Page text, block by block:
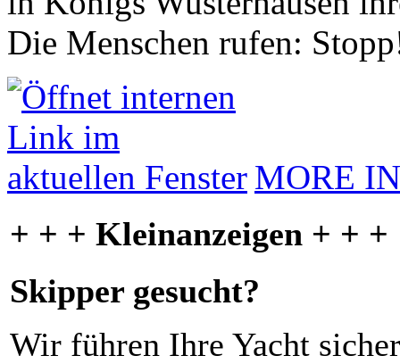
Die Menschen rufen:
MORE
+ + + Kleinanzeigen + + +
Skipper gesucht?
Wir führen Ihre Yacht